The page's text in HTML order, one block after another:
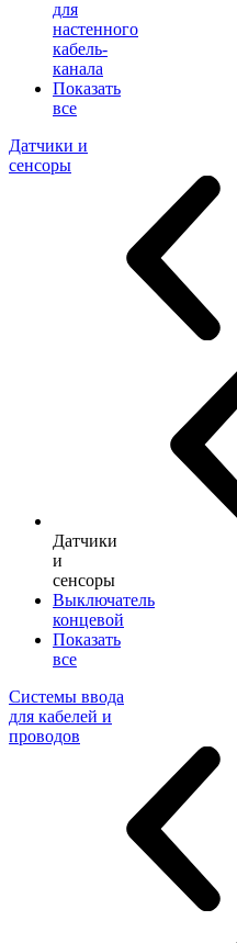
для
настенного
кабель-
канала
Показать
все
Датчики и
сенсоры
Датчики
и
сенсоры
Выключатель
концевой
Показать
все
Системы ввода
для кабелей и
проводов